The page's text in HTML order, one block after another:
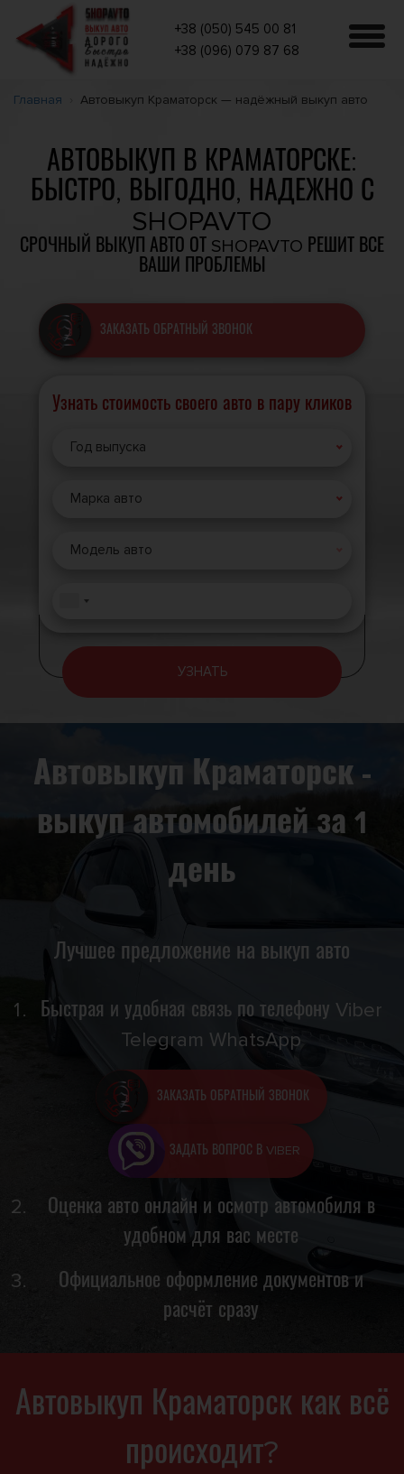
+38 (050) 545 00 81
+38 (096) 079 87 68
Главная Автовыкуп Краматорск — надёжный выкуп авто
АВТОВЫКУП В КРАМАТОРСКЕ:
БЫСТРО, ВЫГОДНО, НАДЕЖНО С
SHOPAVTO
СРОЧНЫЙ ВЫКУП АВТО ОТ SHOPAVTO РЕШИТ ВСЕ
ВАШИ ПРОБЛЕМЫ
ЗАКАЗАТЬ ОБРАТНЫЙ ЗВОНОК
Узнать стоимость своего авто в пару кликов
Год выпуска
Марка авто
Модель авто
УЗНАТЬ
Автовыкуп Краматорск -
выкуп автомобилей за 1
день
Лучшее предложение на выкуп авто
Быстрая и удобная связь по телефону Viber
Telegram WhatsApp
ЗАКАЗАТЬ ОБРАТНЫЙ ЗВОНОК
ЗАДАТЬ ВОПРОС В VIBER
Оценка авто онлайн и осмотр автомобиля в
удобном для вас месте
Официальное оформление документов и
расчёт сразу
Автовыкуп Краматорск как всё
происходит?